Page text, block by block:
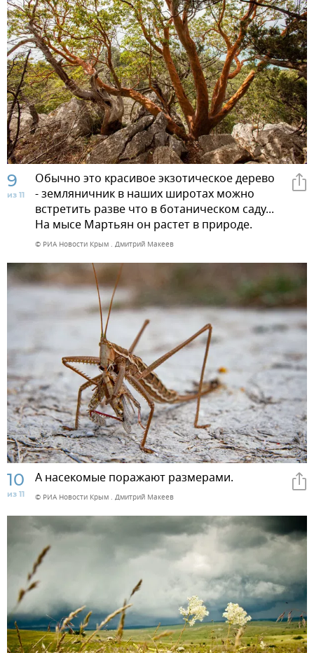
9
из 11
Обычно это красивое экзотическое дерево
- земляничник в наших широтах можно
встретить разве что в ботаническом саду...
На мысе Мартьян он растет в природе.
© РИА Новости Крым . Дмитрий Макеев
10
из 11
А насекомые поражают размерами.
© РИА Новости Крым . Дмитрий Макеев